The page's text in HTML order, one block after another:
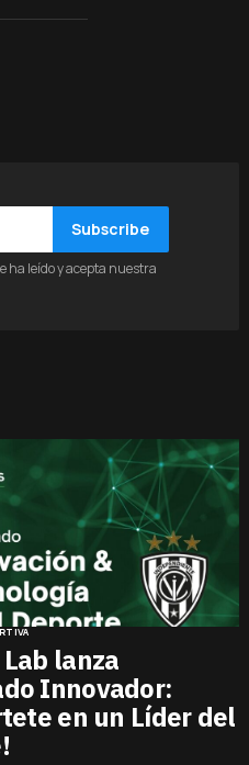
Subscribe
ha leído y acepta nuestra
lanza
Innovador:
en un Líder del